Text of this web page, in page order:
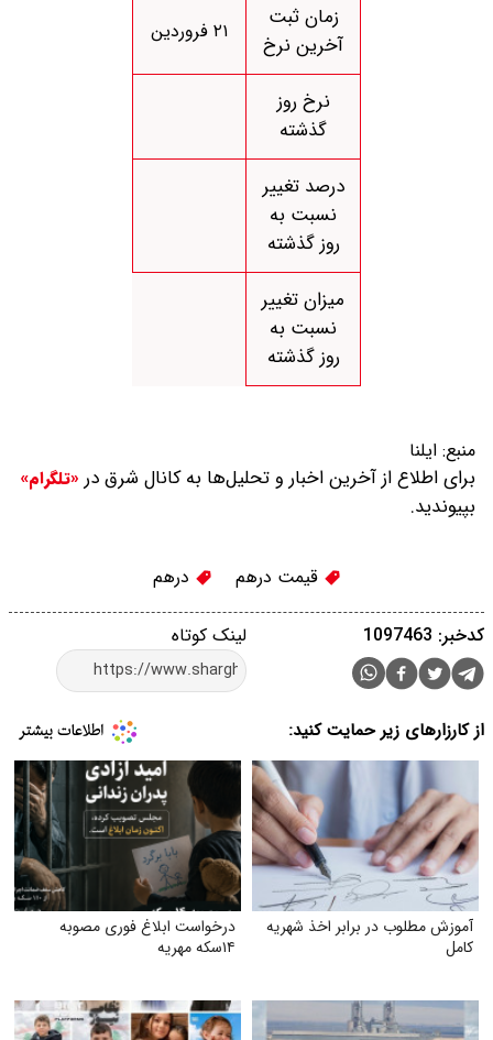
زمان ثبت
آخرین نرخ
۲۱ فروردین
نرخ روز
گذشته
درصد تغییر
نسبت به
روز گذشته
میزان تغییر
نسبت به
روز گذشته
منبع: ایلنا
برای اطلاع از آخرین اخبار و تحلیل‌ها به کانال شرق در «تلگرام»
بپیوندید.
قیمت درهم درهم
لینک کوتاه کدخبر: 1097463
از کارزارهای زیر حمایت کنید:
آموزش مطلوب در برابر اخذ شهریه
کامل
درخواست ابلاغ فوری مصوبه
۱۴سکه مهریه